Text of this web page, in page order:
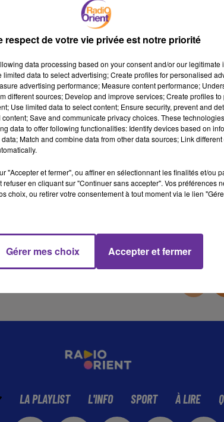
11 min
LA PLAYLIST L'INFO SPORT À LIRE
respect de votre vie privée est notre priorité
data processing based on your consent and/or our legitimate
data to select advertising; Create profiles for personalised
advertising performance; Measure content performance;
different sources; Develop and improve services; Create profiles
Use limited data to select content; Ensure security, prevent and
Save and communicate privacy choices. These
data to offer following functionalities: Identify devices based on
Match and combine data from other data sources; Link
"Accepter et fermer", ou affiner en sélectionnant les finalités et/ou
en cliquant sur "Continuer sans accepter". Vos préférences
choix, ou retirer votre consentement à tout moment via le lien
Gérer mes choix Accepter et fermer